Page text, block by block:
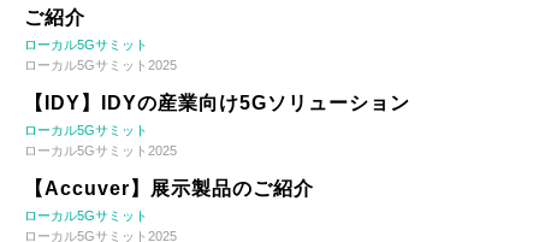
ご紹介
ローカル5Gサミット
ローカル5Gサミット2025
【IDY】IDYの産業向け5Gソリューション
ローカル5Gサミット
ローカル5Gサミット2025
【Accuver】展示製品のご紹介
ローカル5Gサミット
ローカル5Gサミット2025